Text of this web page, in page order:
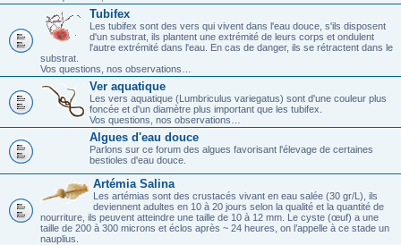
Tubifex
Les tubifex sont des vers qui vivent dans l'eau douce, s'ils disposent
d'un substrat, ils plantent une extrémité de leurs corps et ondulent
l'autre extrémité dans l'eau. En cas de danger, ils se rétractent dans le
substrat.
Vos questions, nos observations…
Ver aquatique
Les vers aquatique (Lumbriculus variegatus) sont d'une couleur plus
foncée et d'un diamètre plus important que les tubifex.
Vos questions, nos observations…
Algues d'eau douce
Parlons sur ce forum des algues favorisant l'élevage de certaines
bestioles d'eau douce.
Artémia Salina
Les artémias sont des crustacés vivant en eau salée (30 gr/L), ils
deviennent adultes en 10 à 20 jours selon la qualité et la quantité de
nourriture, ils peuvent atteindre une taille de 10 à 12 mm. Le cyste (œuf) a une
taille de 200 à 300 microns et éclos après ~ 24 heures, on l’appelle à ce stade un
nauplius.